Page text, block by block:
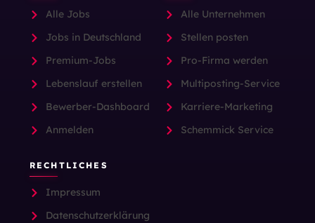
Alle Jobs
Jobs in Deutschland
Premium-Jobs
Lebenslauf erstellen
Bewerber-Dashboard
Anmelden
Alle Unternehmen
Stellen posten
Pro-Firma werden
Multiposting-Service
Karriere-Marketing
Schemmick Service
RECHTLICHES
Impressum
Datenschutzerklärung